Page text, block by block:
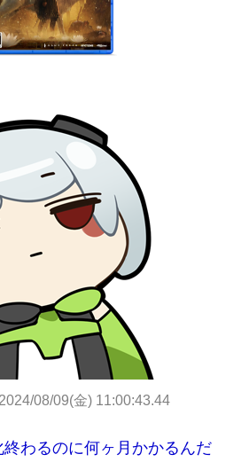
2024/08/09(金) 11:00:43.44
わるのに何ヶ月かかるんだ